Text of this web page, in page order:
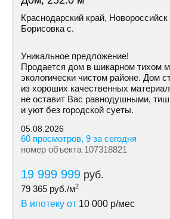
Краснодарский край, Новороссийск
Борисовка с.
Уникальное предложение!
Продается дом в шикарном тихом
экологически чистом районе. Дом
из хороших качественных
не оставит Вас равнодушными,
и уют без городской суеты.
05.08.2026
60 просмотров, 9 за сегодня
номер объекта 107318821
19 999 999 руб.
79 365 руб./м2
В ипотеку от 10 000 р/мес